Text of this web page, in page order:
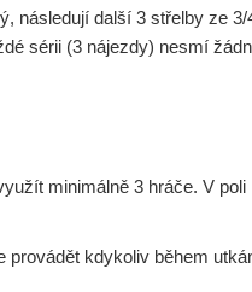
následují další 3 střelby ze
sérii (3 nájezdy) nesmí
minimálně 3 hráče. V
provádět kdykoliv během